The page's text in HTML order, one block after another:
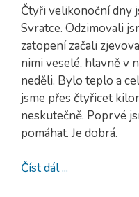
Čtyři velikonoční dny
Svratce. Odzimovali
zatopení začali
nimi veselé, hlavně v
neděli. Bylo teplo a
jsme přes čtyřicet
neskutečně. Poprvé
pomáhat. Je dobrá.
Číst dál ...